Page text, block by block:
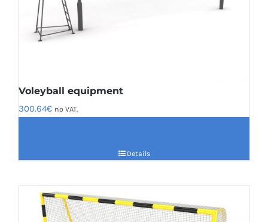
Voleyball equipment
300.64€ no VAT.
Details